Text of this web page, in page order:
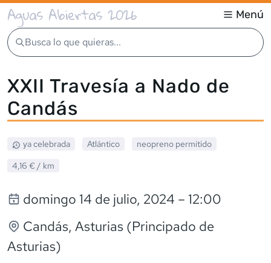
Aguas Abiertas 2026 Menú
Busca lo que quieras...
XXII Travesía a Nado de
Candás
ya celebrada Atlántico neopreno permitido
4,16 € / km
domingo 14 de julio, 2024 – 12:00
Candás, Asturias (Principado de
Asturias)